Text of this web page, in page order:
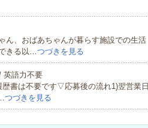
ん、おばあちゃんが暮らす施設での生活
きる以…つづきを見る
英語力不要
書は不要です▽応募後の流れ1)翌営業日
つづきを見る